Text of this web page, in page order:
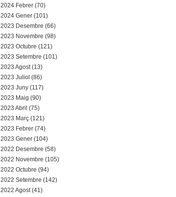
2024 Febrer (70)
2024 Gener (101)
2023 Desembre (66)
2023 Novembre (98)
2023 Octubre (121)
2023 Setembre (101)
2023 Agost (13)
2023 Juliol (86)
2023 Juny (117)
2023 Maig (90)
2023 Abril (75)
2023 Març (121)
2023 Febrer (74)
2023 Gener (104)
2022 Desembre (58)
2022 Novembre (105)
2022 Octubre (94)
2022 Setembre (142)
2022 Agost (41)